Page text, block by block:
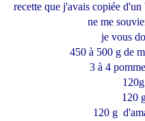
recette que j'avais copiée
ne me
je vous
450 à 500 g de
3 à 4
120
120 g